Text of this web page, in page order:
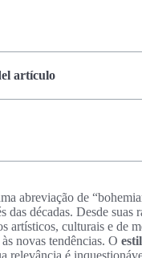
artículo
abreviação de
das décadas. Desde suas
artísticos, culturais e de
novas tendências. O